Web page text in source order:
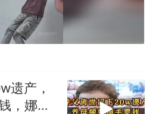
遗产，
，娜姐